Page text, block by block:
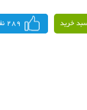
خرید 289 نفر